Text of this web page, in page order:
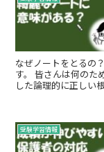
なぜノートをとるの？ 前回に続き今回もかなり過激なことを書きま
す。 皆さんは何のために板書をノートに書き写しますか？ちゃんと
した論理的に正しい
受験学習情報